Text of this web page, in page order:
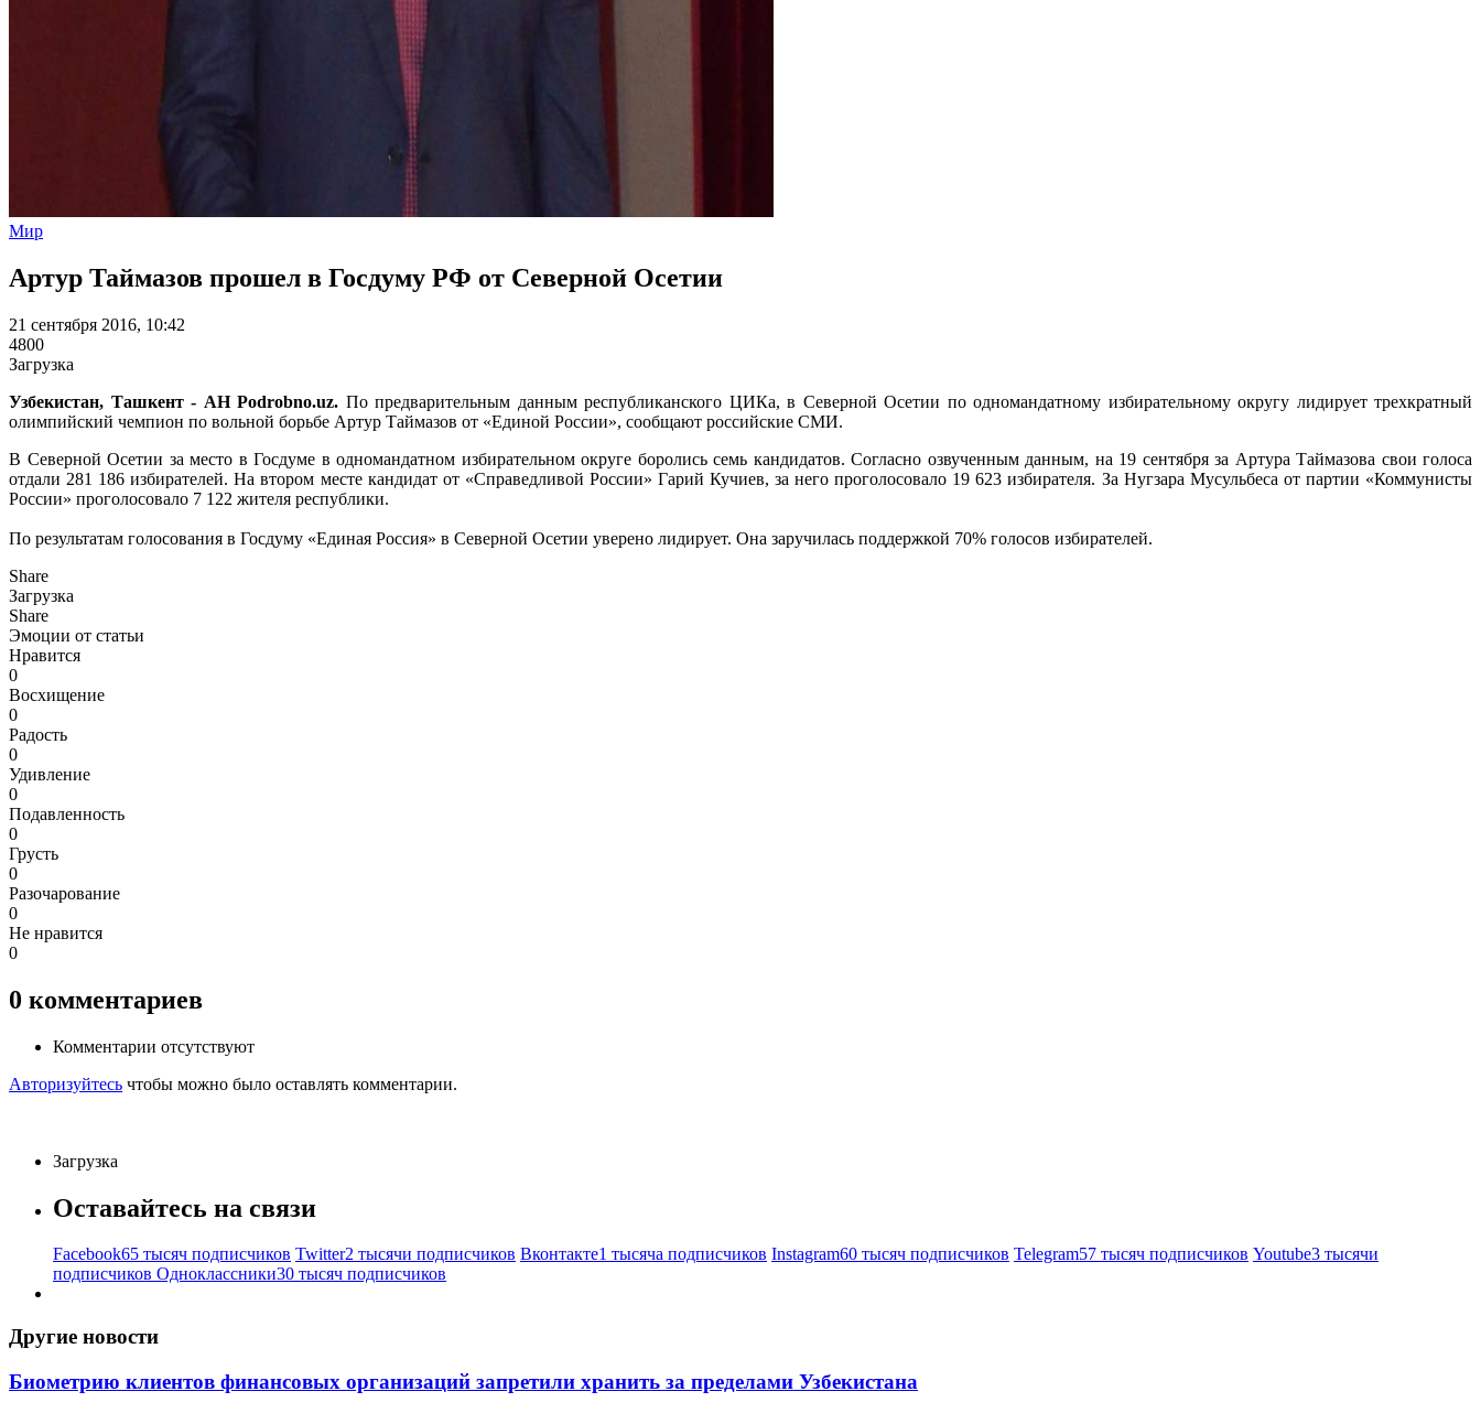
Мир
Артур Таймазов прошел в Госдуму РФ от Северной Осетии
21 сентября 2016, 10:42
4800
Загрузка
Узбекистан, Ташкент - АН Podrobno.uz. По предварительным данным республиканского ЦИКа, в Северной Осетии по одномандатному избирательному округу лидирует трехкратный
олимпийский чемпион по вольной борьбе Артур Таймазов от «Единой России», сообщают российские СМИ.
В Северной Осетии за место в Госдуме в одномандатном избирательном округе боролись семь кандидатов. Согласно озвученным данным, на 19 сентября за Артура Таймазова свои голоса
отдали 281 186 избирателей. На втором месте кандидат от «Справедливой России» Гарий Кучиев, за него проголосовало 19 623 избирателя. За Нугзара Мусульбеса от партии «Коммунисты
России» проголосовало 7 122 жителя республики.
По результатам голосования в Госдуму «Единая Россия» в Северной Осетии уверено лидирует. Она заручилась поддержкой 70% голосов избирателей.
Share
Загрузка
Share
Эмоции от статьи
Нравится
0
Восхищение
0
Радость
0
Удивление
0
Подавленность
0
Грусть
0
Разочарование
0
Не нравится
0
0 комментариев
Комментарии отсутствуют
Авторизуйтесь чтобы можно было оставлять комментарии.
Загрузка
Оставайтесь на связи
Facebook65 тысяч подписчиков Twitter2 тысячи подписчиков Вконтакте1 тысяча подписчиков Instagram60 тысяч подписчиков Telegram57 тысяч подписчиков Youtube3 тысячи
подписчиков Одноклассники30 тысяч подписчиков
Другие новости
Биометрию клиентов финансовых организаций запретили хранить за пределами Узбекистана